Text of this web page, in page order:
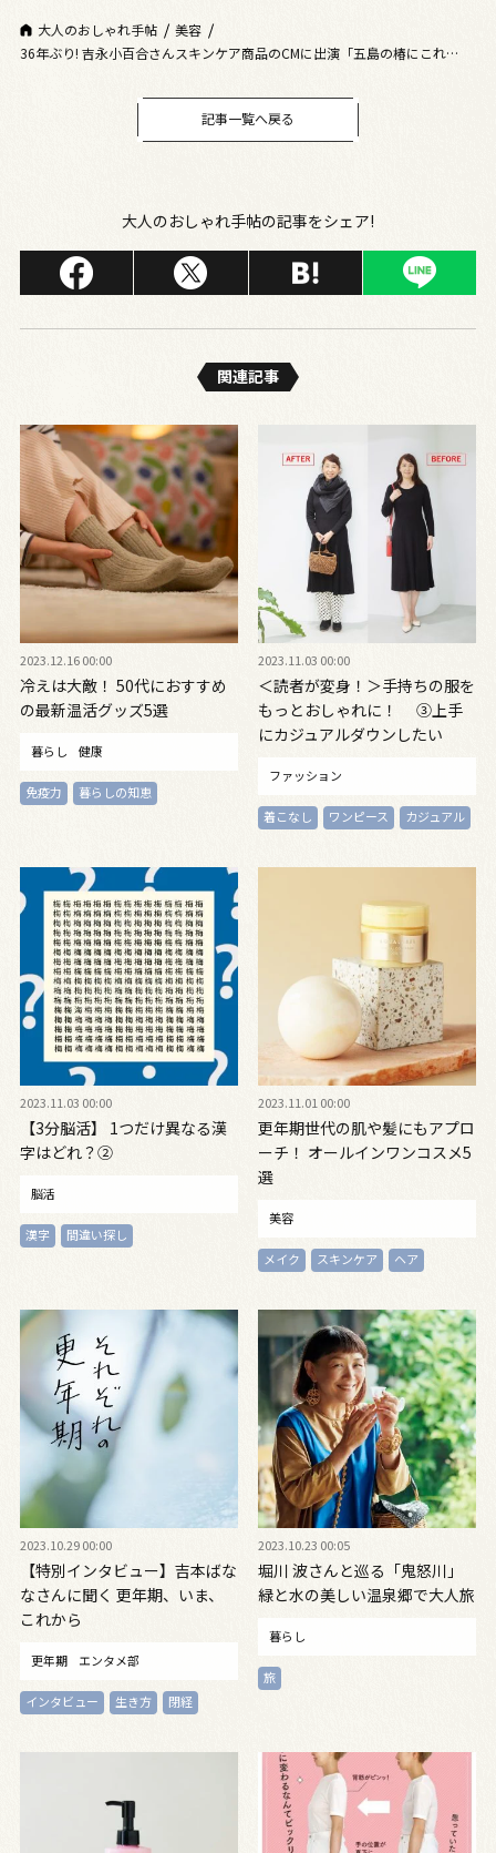
大人のおしゃれ手帖
美容
36年ぶり! 吉永小百合さんスキンケア商品のCMに出演「五島の椿にこれから
記事一覧へ戻る
大人のおしゃれ手帖の記事をシェア!
関連記事
2023.12.16 00:00
冷えは大敵！ 50代におすすめ
の最新温活グッズ5選
暮らし 健康
免疫力 暮らしの知恵
2023.11.03 00:00
＜読者が変身！＞手持ちの服を
もっとおしゃれに！ ③上手
にカジュアルダウンしたい
ファッション
着こなし ワンピース カジュアル
2023.11.03 00:00
【3分脳活】 1つだけ異なる漢
字はどれ？②
脳活
漢字 間違い探し
2023.11.01 00:00
更年期世代の肌や髪にもアプロ
ーチ！ オールインワンコスメ5
選
美容
メイク スキンケア ヘア
2023.10.29 00:00
【特別インタビュー】吉本ばな
なさんに聞く 更年期、いま、
これから
更年期 エンタメ部
インタビュー 生き方 閉経
2023.10.23 00:05
堀川 波さんと巡る「鬼怒川」
緑と水の美しい温泉郷で大人旅
暮らし
旅